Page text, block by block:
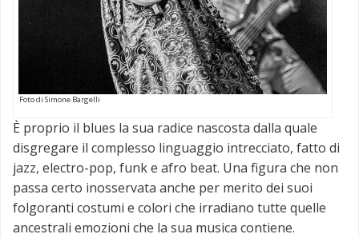
Foto di Simone Bargelli
È proprio il blues la sua radice nascosta dalla quale
disgregare il complesso linguaggio intrecciato, fatto di
jazz, electro-pop, funk e afro beat. Una figura che non
passa certo inosservata anche per merito dei suoi
folgoranti costumi e colori che irradiano tutte quelle
ancestrali emozioni che la sua musica contiene.